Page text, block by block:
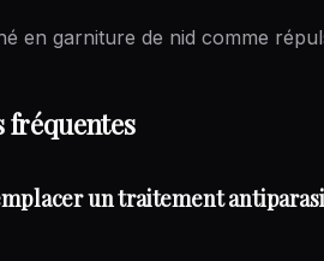
en garniture de nid comme
fréquentes
un traitement